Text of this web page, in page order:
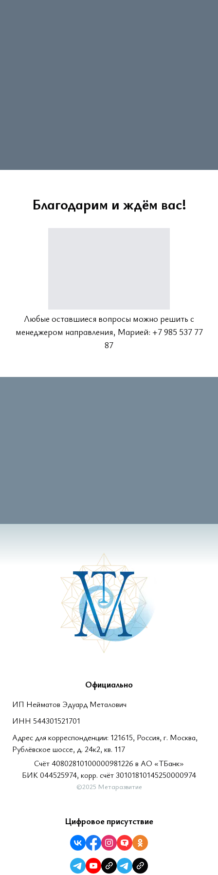
Благодарим и ждём вас!
Любые оставшиеся вопросы можно решить с
менеджером направления, Марией: +7 985 537 77
87
Официально
ИП Нейматов Эдуард Металович
ИНН 544301521701
Адрес для корреспонденции: 121615, Россия, г. Москва,
Рублёвское шоссе, д. 24к2, кв. 117
Счёт 40802810100000981226 в АО «ТБанк»
БИК 044525974, корр. счёт 30101810145250000974
©2025 Метаразвитие
Цифровое присутствие